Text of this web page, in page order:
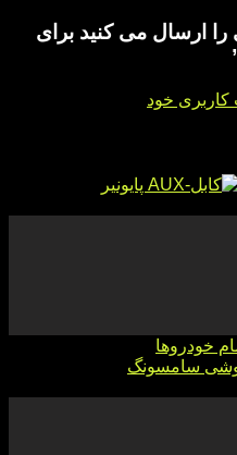
را ارسال می کنید برای
خود